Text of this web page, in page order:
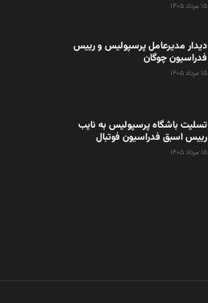
۱۵ مرداد ۱۴۰۵
دیدار مدیرعامل پرسپولیس و رییس
فدراسیون چوگان
۱۵ مرداد ۱۴۰۵
تسلیت باشگاه پرسپولیس به نایب
رییس اسبق فدراسیون فوتبال
۱۵ مرداد ۱۴۰۵